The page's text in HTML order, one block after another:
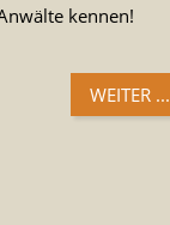
kennen!
WEITER ...